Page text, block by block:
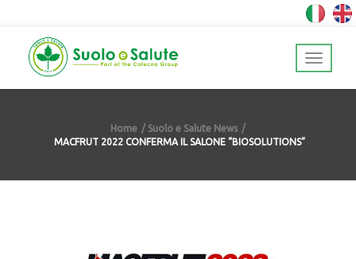
Home
Suolo e Salute News
MACFRUT 2022 CONFERMA IL SALONE “BIOSOLUTIONS”